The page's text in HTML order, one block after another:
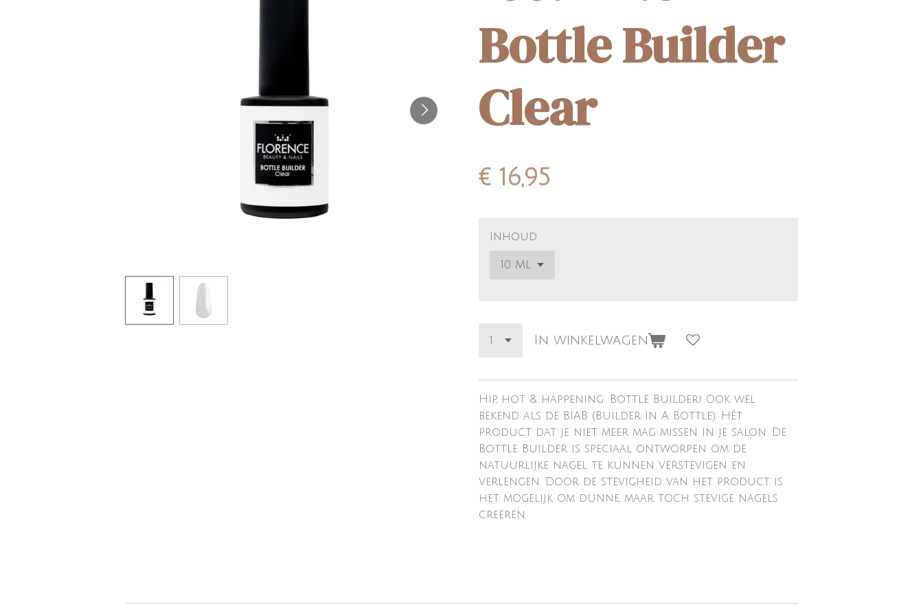
Bottle Builder
Clear
€ 16,95
Inhoud
In winkelwagen
Hip, hot & happening: Bottle Builder! Ook wel
bekend als de BIAB (Builder In A Bottle). Hét
product dat je niet meer mag missen in je salon. De
Bottle Builder is speciaal ontworpen om de
natuurlijke nagel te kunnen verstevigen en
verlengen. Door de stevigheid van het product is
het mogelijk om dunne, maar toch stevige nagels
creëren.